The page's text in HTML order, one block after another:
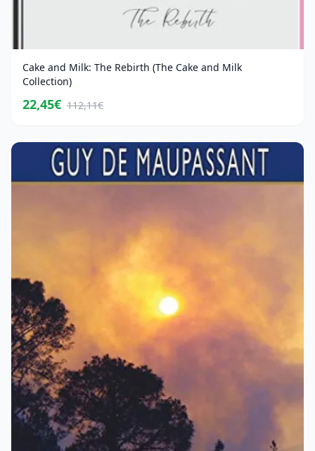
Cake and Milk: The Rebirth (The Cake and Milk
Collection)
22,45€ 112,11€